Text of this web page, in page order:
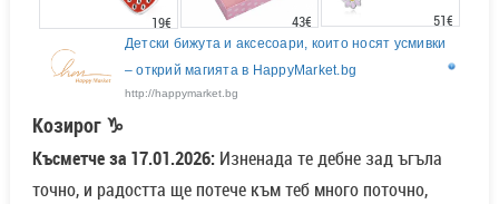
19€ 43€ 51€
Детски бижута и аксесоари, които носят усмивки
– открий магията в HappyMarket.bg
http://happymarket.bg
Козирог ♑
Късметче за 17.01.2026:Изненада те дебне зад ъгъла
точно, и радостта ще потече към теб много поточно,